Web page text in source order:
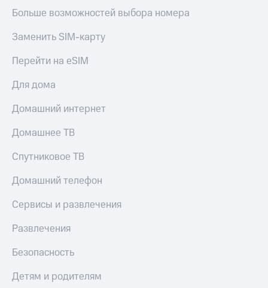
Больше возможностей выбора номера
Заменить SIM-карту
Перейти на eSIM
Для дома
Домашний интернет
Домашнее ТВ
Спутниковое ТВ
Домашний телефон
Сервисы и развлечения
Развлечения
Безопасность
Детям и родителям